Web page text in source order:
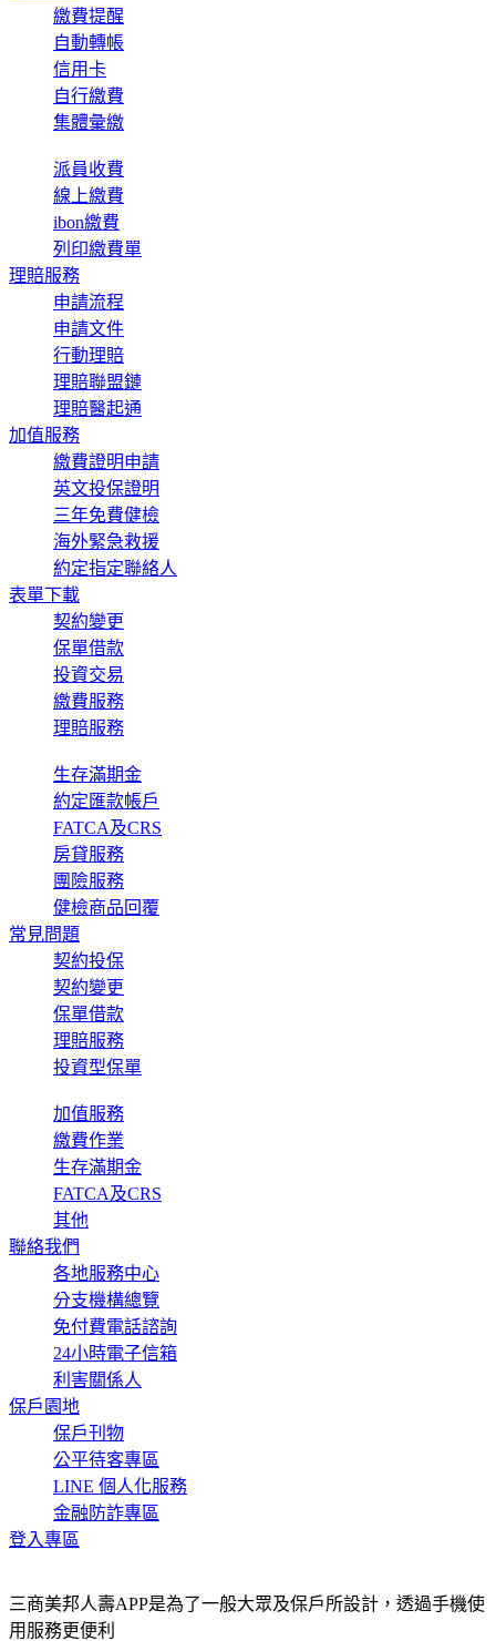
繳費提醒
自動轉帳
信用卡
自行繳費
集體彙繳
派員收費
線上繳費
ibon繳費
列印繳費單
理賠服務
申請流程
申請文件
行動理賠
理賠聯盟鏈
理賠醫起通
加值服務
繳費證明申請
英文投保證明
三年免費健檢
海外緊急救援
約定指定聯絡人
表單下載
契約變更
保單借款
投資交易
繳費服務
理賠服務
生存滿期金
約定匯款帳戶
FATCA及CRS
房貸服務
團險服務
健檢商品回覆
常見問題
契約投保
契約變更
保單借款
理賠服務
投資型保單
加值服務
繳費作業
生存滿期金
FATCA及CRS
其他
聯絡我們
各地服務中心
分支機構總覽
免付費電話諮詢
24小時電子信箱
利害關係人
保戶園地
保戶刊物
公平待客專區
LINE 個人化服務
金融防詐專區
登入專區
三商美邦人壽APP是為了一般大眾及保戶所設計，透過手機使
用服務更便利